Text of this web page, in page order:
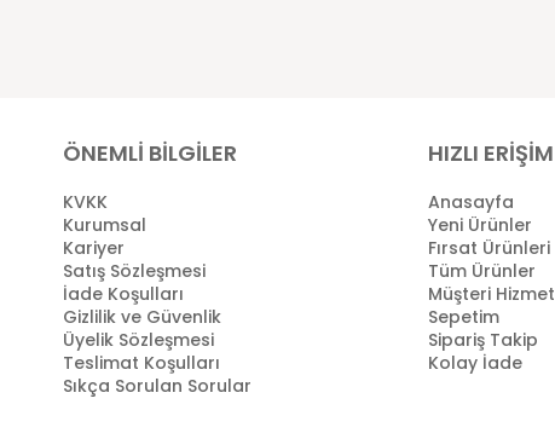
ÖNEMLİ BİLGİLER
KVKK
Kurumsal
Kariyer
Satış Sözleşmesi
İade Koşulları
Gizlilik ve Güvenlik
Üyelik Sözleşmesi
Teslimat Koşulları
Sıkça Sorulan Sorular
HIZLI ERİŞİM
Anasayfa
Yeni Ürünler
Fırsat Ürünleri
Tüm Ürünler
Müşteri
Sepetim
Sipariş Takip
Kolay İade